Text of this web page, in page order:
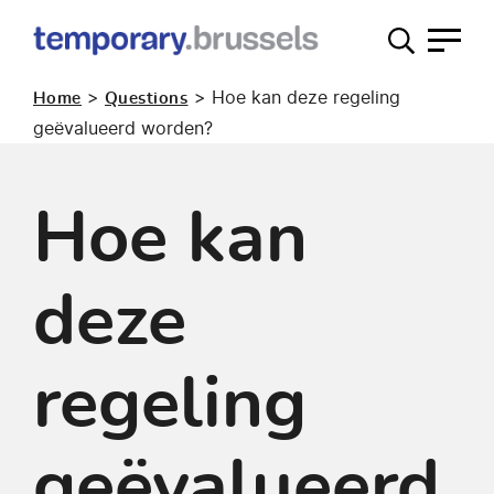
tijdelijk
Home > Questions > Hoe kan deze regeling
geëvalueerd worden?
Hoe kan
deze
regeling